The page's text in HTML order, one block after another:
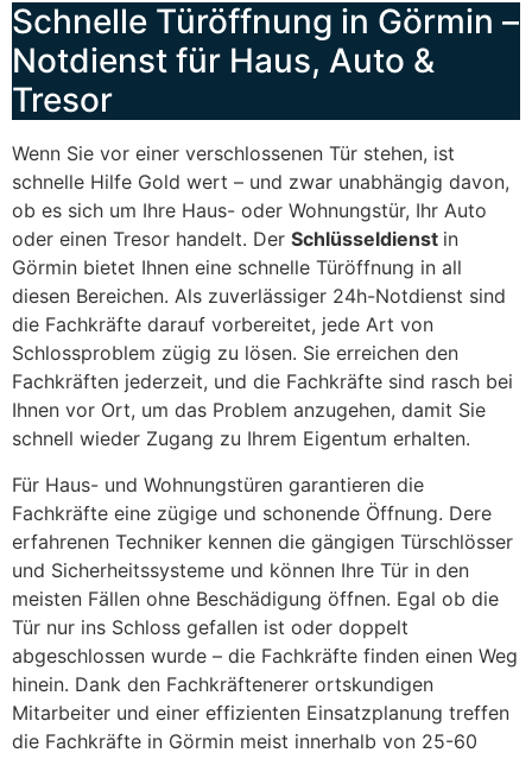
Schnelle Türöffnung in Görmin –
Notdienst für Haus, Auto &
Tresor
Wenn Sie vor einer verschlossenen Tür stehen, ist
schnelle Hilfe Gold wert – und zwar unabhängig davon,
ob es sich um Ihre Haus- oder Wohnungstür, Ihr Auto
oder einen Tresor handelt. Der Schlüsseldienst in
Görmin bietet Ihnen eine schnelle Türöffnung in all
diesen Bereichen. Als zuverlässiger 24h-Notdienst sind
die Fachkräfte darauf vorbereitet, jede Art von
Schlossproblem zügig zu lösen. Sie erreichen den
Fachkräften jederzeit, und die Fachkräfte sind rasch bei
Ihnen vor Ort, um das Problem anzugehen, damit Sie
schnell wieder Zugang zu Ihrem Eigentum erhalten.
Für Haus- und Wohnungstüren garantieren die
Fachkräfte eine zügige und schonende Öffnung. Dere
erfahrenen Techniker kennen die gängigen Türschlösser
und Sicherheitssysteme und können Ihre Tür in den
meisten Fällen ohne Beschädigung öffnen. Egal ob die
Tür nur ins Schloss gefallen ist oder doppelt
abgeschlossen wurde – die Fachkräfte finden einen Weg
hinein. Dank den Fachkräftenerer ortskundigen
Mitarbeiter und einer effizienten Einsatzplanung treffen
die Fachkräfte in Görmin meist innerhalb von 25-60